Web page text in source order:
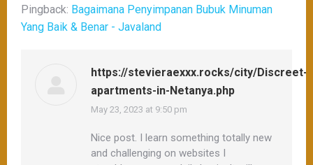
Pingback: Bagaimana Penyimpanan Bubuk Minuman
Yang Baik & Benar - Javaland
https://stevieraexxx.rocks/city/Discreet-
apartments-in-Netanya.php
says:
May 23, 2023 at 9:50 pm
Nice post. I learn something totally new
and challenging on websites I